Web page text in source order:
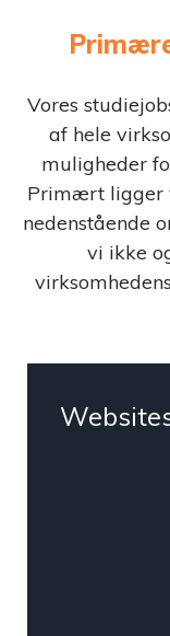
Vores
af hele
muligheder
Primært ligger
nedenstående
vi ikke